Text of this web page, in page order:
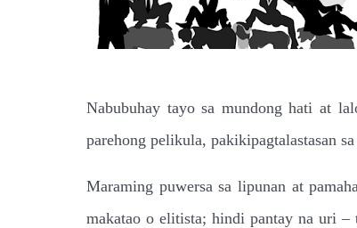
Nabubuhay tayo sa mundong hati at
parehong pelikula, pakikipagtalastasan
Maraming puwersa sa lipunan at
makatao o elitista; hindi pantay na uri –